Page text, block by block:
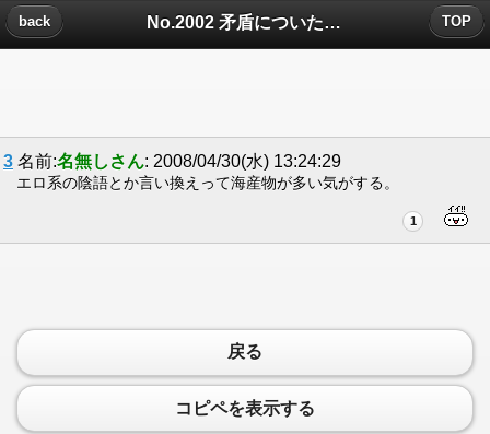
No.2002 矛盾についたコメント
back TOP
3 名前:名無しさん: 2008/04/30(水) 13:24:29
エロ系の陰語とか言い換えって海産物が多い気がする。
1
戻る
コピペを表示する